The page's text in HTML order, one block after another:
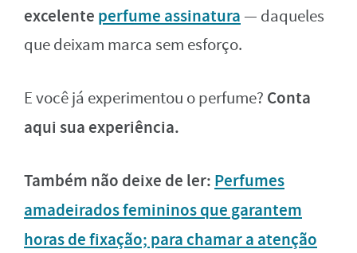
excelente perfume assinatura— daqueles
que deixam marca sem esforço.
E você já experimentou o perfume? Conta
aqui sua experiência.
Também não deixe de ler: Perfumes
amadeirados femininos que garantem
horas de fixação; para chamar a atenção